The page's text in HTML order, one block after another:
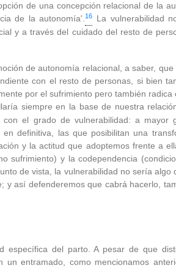
de una concepción relacional de la
de la autonomía'.16
La vulnerabilidad
y a través del cuidado del resto de
de autonomía relacional, a saber, que
con el resto de personas, si bien
por el sufrimiento pero también radica
siempre en la base de nuestra
el grado de vulnerabilidad: a mayor
definitiva, las que posibilitan una
y la actitud que adoptemos frente a
sufrimiento) y la codependencia
de vista, la vulnerabilidad no sería algo
y así defenderemos que cabrá hacerlo,
específica del parto. A pesar de que
entramado, como mencionamos